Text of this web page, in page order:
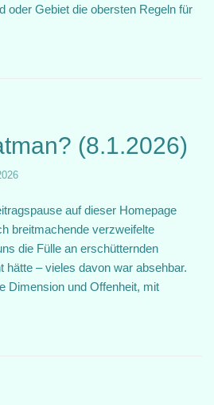
oder Gebiet die obersten Regeln für
(8.1.2026)
auf dieser Homepage
breitmachende verzweifelte
die Fülle an erschütternden
hätte – vieles davon war absehbar.
Dimension und Offenheit, mit